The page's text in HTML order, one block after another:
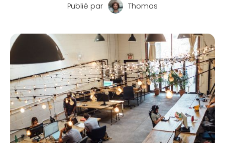
Publié par Thomas